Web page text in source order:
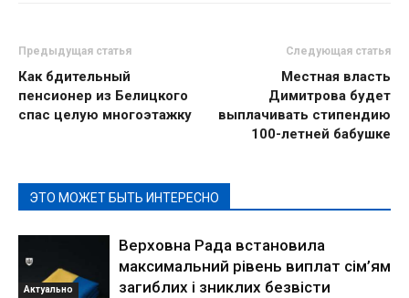
Предыдущая статья
Как бдительный
пенсионер из Белицкого
спас целую многоэтажку
Следующая статья
Местная власть
Димитрова будет
выплачивать стипендию
100-летней бабушке
ЭТО МОЖЕТ БЫТЬ ИНТЕРЕСНО
Актуально
Верховна Рада встановила
максимальний рівень виплат сім’ям
загиблих і зниклих безвісти